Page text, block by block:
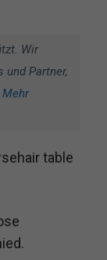
Wir
und Partner,
Mehr
table